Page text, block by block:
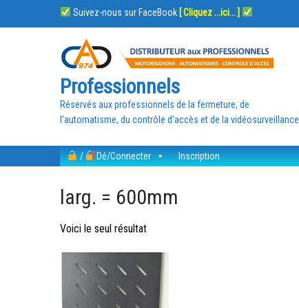
Suivez-nous sur FaceBook [ Cliquez ...ici... ]
Professionnels
Réservés aux professionnels de la fermeture, de
l'automatisme, du contrôle d'accès et de la vidéosurveillance.
/ Dé/Connecter Inscription
larg. = 600mm
Voici le seul résultat